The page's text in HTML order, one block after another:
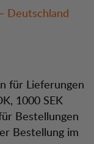
Deutschland
für Lieferungen
1000 SEK
Bestellungen
Bestellung im